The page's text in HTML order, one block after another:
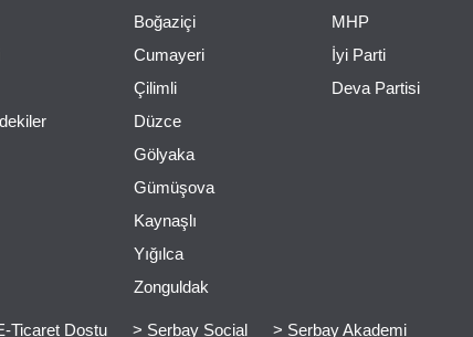
Boğaziçi
Cumayeri
Çilimli
Düzce
Gölyaka
Gümüşova
Kaynaşlı
Yığılca
Zonguldak
MHP
İyi Parti
Deva Partisi
Ticaret Dostu > Serbay Social > Serbay Akademi